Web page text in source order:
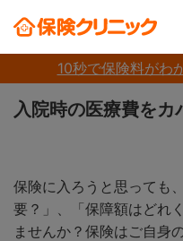
10秒で保険料がわ
入院時の医療費をカ
保険に入ろうと思っても
要？」、「保障額はどれ
ませんか？保険はご自身